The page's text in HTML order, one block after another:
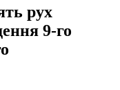
рух
9-го